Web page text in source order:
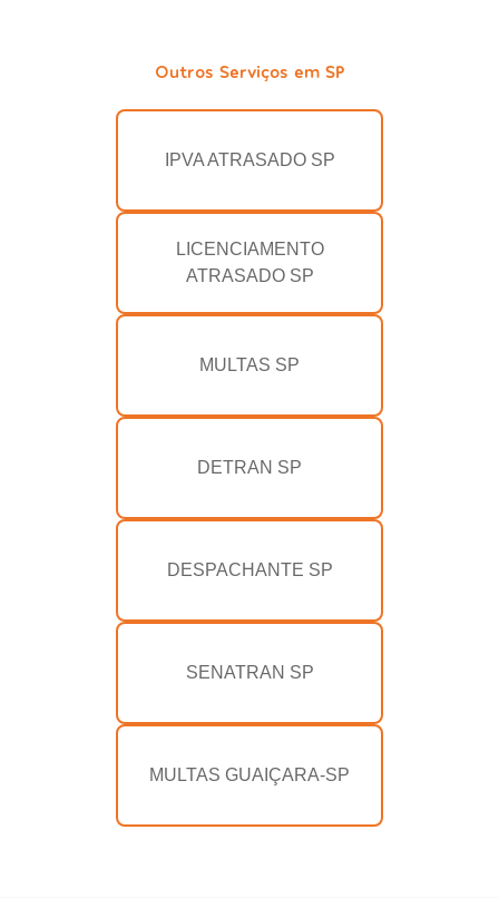
Outros Serviços em SP
IPVA ATRASADO SP
LICENCIAMENTO
ATRASADO SP
MULTAS SP
DETRAN SP
DESPACHANTE SP
SENATRAN SP
MULTAS GUAIÇARA-SP